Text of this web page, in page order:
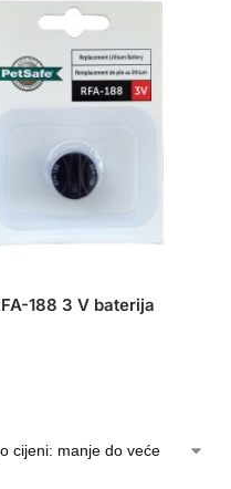
188 3 V baterija